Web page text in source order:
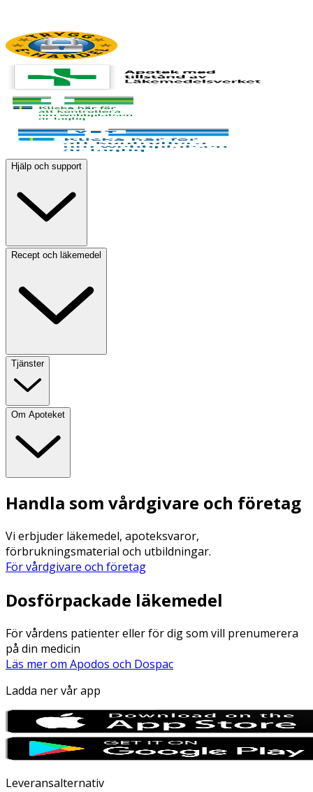
Hjälp och support
Recept och läkemedel
Tjänster
Om Apoteket
Handla som vårdgivare och företag
Vi erbjuder läkemedel, apoteksvaror,
förbrukningsmaterial och utbildningar.
För vårdgivare och företag
Dosförpackade läkemedel
För vårdens patienter eller för dig som vill prenumerera
på din medicin
Läs mer om Apodos och Dospac
Ladda ner vår app
Leveransalternativ